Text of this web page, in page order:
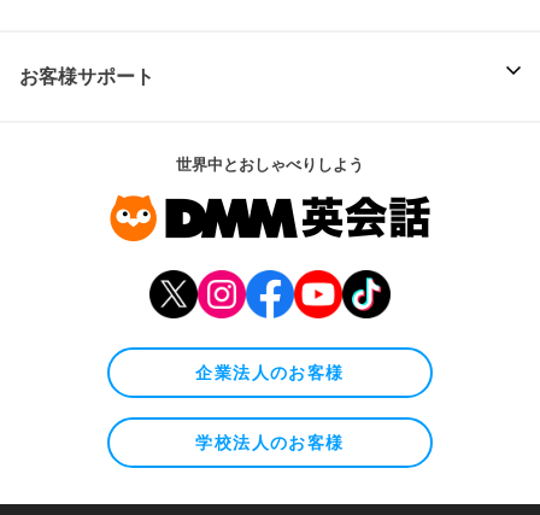
お客様サポート
世界中とおしゃべりしよう
企業法人のお客様
学校法人のお客様